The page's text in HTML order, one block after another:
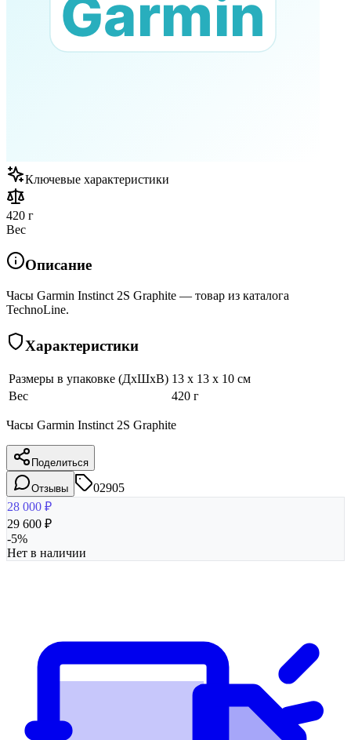
Ключевые характеристики
420 г
Вес
Описание
Часы Garmin Instinct 2S Graphite — товар из каталога
TechnoLine.
Характеристики
Размеры в упаковке (ДхШхВ) 13 x 13 x 10 см
Вес
420 г
Часы Garmin Instinct 2S Graphite
Поделиться
Отзывы
02905
28 000 ₽
29 600 ₽
-5%
Нет в наличии